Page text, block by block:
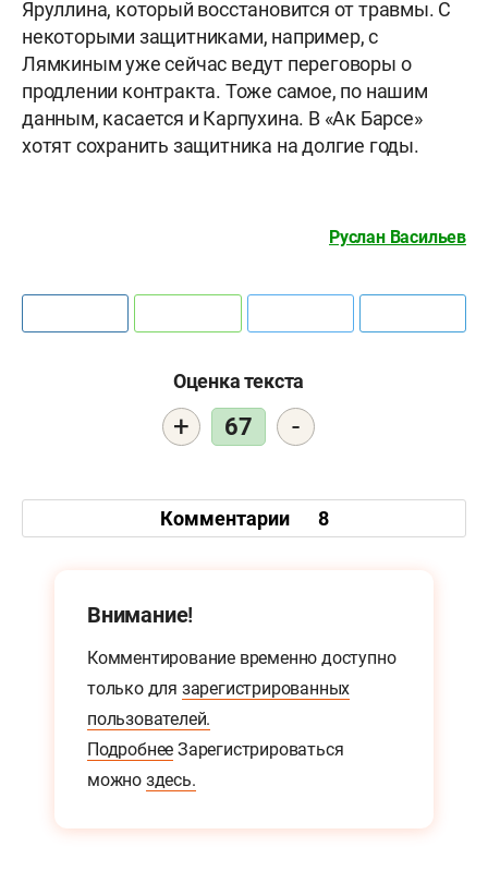
Яруллина, который восстановится от травмы. С
некоторыми защитниками, например, с
Лямкиным уже сейчас ведут переговоры о
продлении контракта. Тоже самое, по нашим
данным, касается и Карпухина. В «Ак Барсе»
хотят сохранить защитника на долгие годы.
Руслан Васильев
Оценка текста
+ 67 -
Комментарии 8
Внимание!
Комментирование временно доступно
только для зарегистрированных
пользователей.
Подробнее Зарегистрироваться
можно здесь.